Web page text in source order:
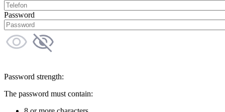
Password
Password strength:
The password must contain: